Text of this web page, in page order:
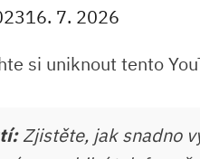
16. 7. 2026
Zjistěte, jak snadno